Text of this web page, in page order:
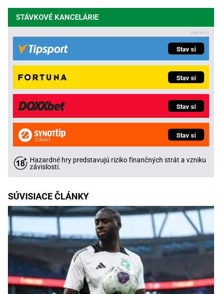
STÁVKOVÉ KANCELÁRIE
Stav si
Stav si
Stav si
Stav si
Hazardné hry predstavujú riziko finančných strát a vzniku
závislosti.
SÚVISIACE ČLÁNKY